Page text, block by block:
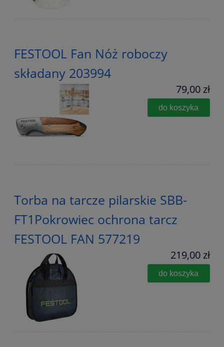
FESTOOL Fan Nóż roboczy
składany 203994
79,00 zł
do koszyka
Torba na tarcze pilarskie SBB-
FT1Pokrowiec ochrona tarcz
FESTOOL FAN 577219
219,00 zł
do koszyka